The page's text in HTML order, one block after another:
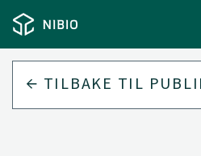
TILBAKE TIL